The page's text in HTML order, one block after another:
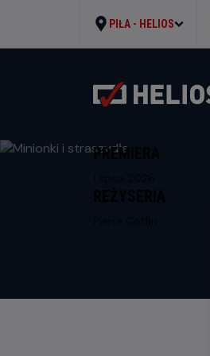
PIŁA - HELIOS
PREMIERA